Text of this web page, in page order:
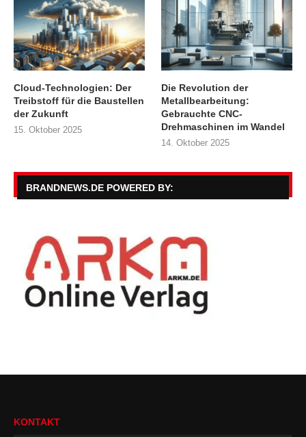
Cloud-Technologien: Der
Treibstoff für die Baustellen
der Zukunft
15. Oktober 2025
Die Revolution der
Metallbearbeitung:
Gebrauchte CNC-
Drehmaschinen im Wandel
14. Oktober 2025
BRANDNEWS.DE POWERED BY:
KONTAKT